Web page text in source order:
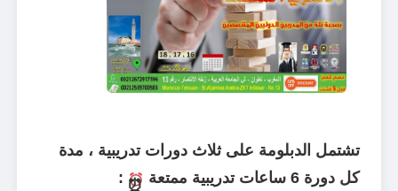
تشتمل الدبلومة على ثلاث دورات تدريبية ، مدة
كل دورة 6 ساعات تدريبية ممتعة
⏰
: